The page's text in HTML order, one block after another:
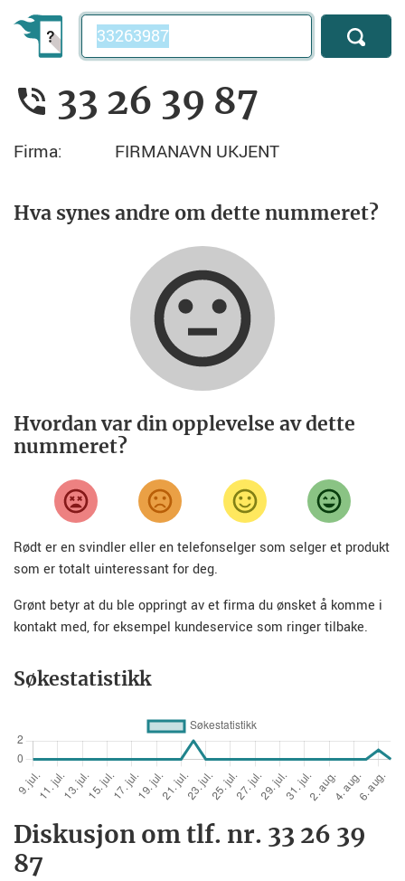
Telefonnummer
33 26 39 87
Firma: FIRMANAVN UKJENT
Hva synes andre om dette nummeret?
Hvordan var din opplevelse av dette
nummeret?
Rødt er en svindler eller en telefonselger som selger et produkt
som er totalt uinteressant for deg.
Grønt betyr at du ble oppringt av et firma du ønsket å komme i
kontakt med, for eksempel kundeservice som ringer tilbake.
Søkestatistikk
Diskusjon om tlf. nr. 33 26 39
87